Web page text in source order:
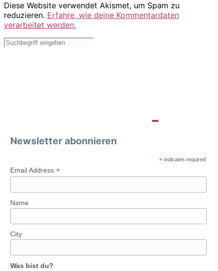
Diese Website verwendet Akismet, um Spam zu
reduzieren. Erfahre, wie deine Kommentardaten
verarbeitet werden.
Newsletter abonnieren
* indicates required
Email Address *
Name
City
Was bist du?